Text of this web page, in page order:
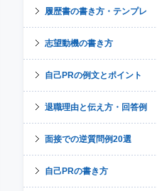
履歴書の書き方・テンプレ
志望動機の書き方
自己PRの例文とポイント
退職理由と伝え方・回答例
面接での逆質問例20選
自己PRの書き方